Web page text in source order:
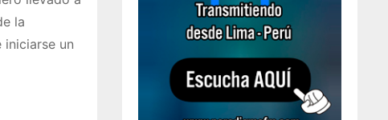
la
iniciarse un